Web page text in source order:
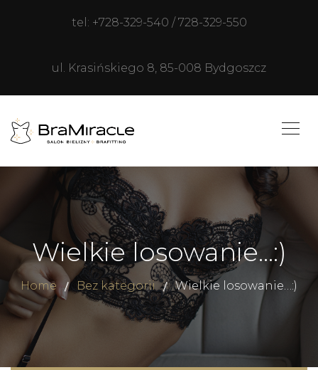
tel: +728-329-540 / 728-329-550
ul. Krasińskiego 8, 85-008 Bydgoszcz
Wielkie losowanie…:)
Home Bez kategorii Wielkie losowanie…:)